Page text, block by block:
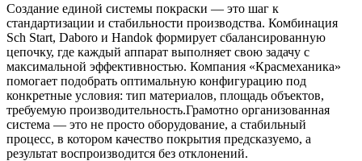
Создание единой системы покраски — это шаг к
стандартизации и стабильности производства. Комбинация
Sch Start, Daboro и Handok формирует сбалансированную
цепочку, где каждый аппарат выполняет свою задачу с
максимальной эффективностью. Компания «Красмеханика»
помогает подобрать оптимальную конфигурацию под
конкретные условия: тип материалов, площадь объектов,
требуемую производительность.Грамотно организованная
система — это не просто оборудование, а стабильный
процесс, в котором качество покрытия предсказуемо, а
результат воспроизводится без отклонений.